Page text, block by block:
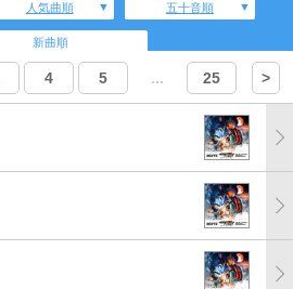
人気曲順 五十音順
新曲順
4 5 ... 25 >